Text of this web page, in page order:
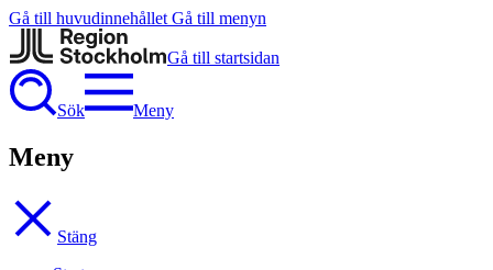
Gå till huvudinnehållet Gå till menyn
Gå till startsidan
Sök Meny
Meny
Stäng